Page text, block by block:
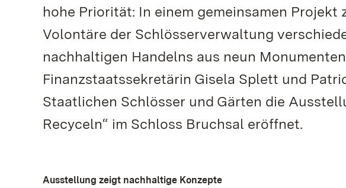
hohe Priorität: In einem gemeinsamen Projekt
Volontäre der Schlösserverwaltung
nachhaltigen Handelns aus neun
Finanzstaatssekretärin Gisela Splett und
Staatlichen Schlösser und Gärten die
Recyceln“ im Schloss Bruchsal eröffnet.
Ausstellung zeigt nachhaltige Konzepte